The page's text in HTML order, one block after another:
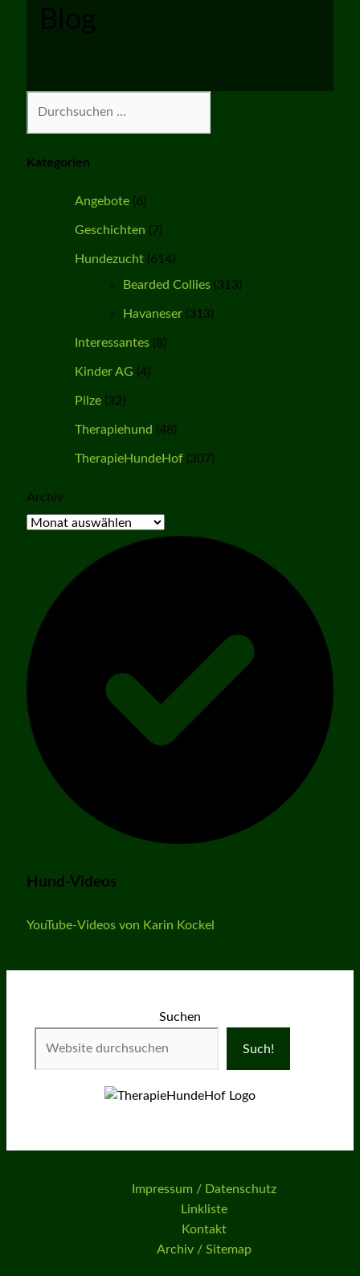
Blog
Kategorien
Angebote(6)
Geschichten (7)
Hundezucht(614)
Bearded Collies(313)
Havaneser(313)
Interessantes(8)
Kinder AG (4)
Pilze(32)
Therapiehund (48)
TherapieHundeHof(307)
Archiv
Hund-Videos
YouTube-Videos von Karin Kockel
Suchen
Such!
Impressum / Datenschutz
Linkliste
Kontakt
Archiv / Sitemap